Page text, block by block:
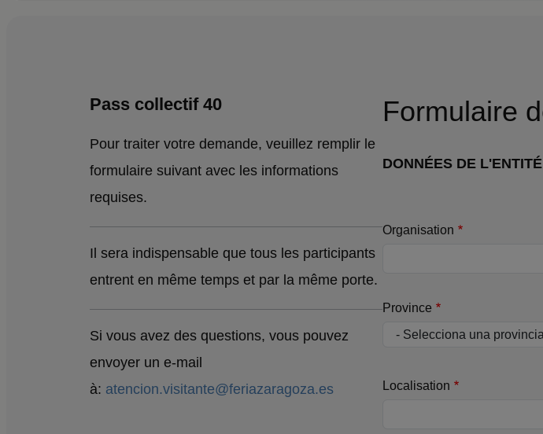
Pass collectif 40
Pour traiter votre demande, veuillez remplir le
formulaire suivant avec les informations
requises.
Il sera indispensable que tous les participants
entrent en même temps et par la même porte.
Si vous avez des questions, vous pouvez
envoyer un e-mail
à: atencion.visitante@feriazaragoza.es
Formulaire
DONNÉES DE L'ENTITÉ
Organisation
Province
Localisation